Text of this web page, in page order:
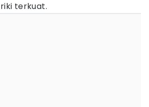
terkuat.